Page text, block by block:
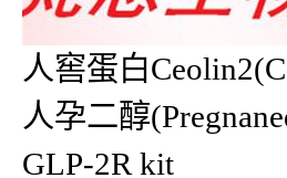
人窖蛋白
人孕二醇
GLP-2R kit